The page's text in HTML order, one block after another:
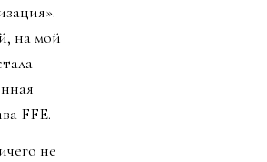
на мой
FFE.
не